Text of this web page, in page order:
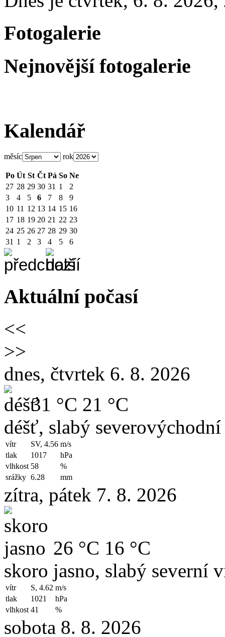
Fotogalerie
Nejnovější fotogalerie
Kalendář
měsíc rok
Po Út St Čt Pá So Ne
27 28 29 30 31 1
2
3
4 5 6 7 8
9
10 11 12 13 14 15 16
17 18 19 20 21 22 23
24 25 26 27 28 29 30
31 1 2 3 4 5 6
Aktuální počasí
<<
>>
dnes, čtvrtek 6. 8. 2026
31 °C 21 °C
déšť, slabý
vítr SV, 4.56 m/s
tlak
1017
hPa
vlhkost 58
%
srážky 6.28 mm
zítra, pátek 7. 8. 2026
26 °C 16 °C
skoro jasno, slabý severní
vítr S, 4.62 m/s
tlak
1021
hPa
vlhkost 41 %
sobota 8. 8. 2026